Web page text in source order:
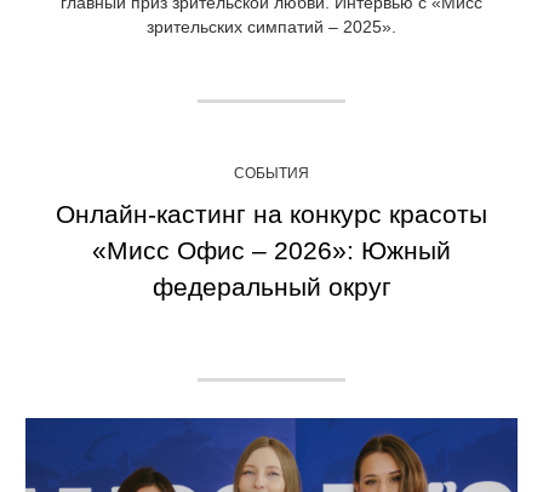
зрительских симпатий – 2025».
СОБЫТИЯ
Онлайн-кастинг на конкурс красоты
«Мисс Офис – 2026»: Южный
федеральный округ